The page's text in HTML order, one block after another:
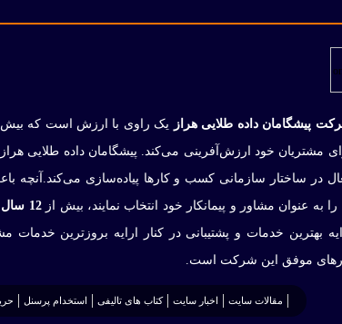
پیشگامان داده طلایی هراز
یک راوی با ارزش است که بیش
مشتریان خود ارزش‌آفرینی می‌کند. پیشگامان داده طلایی
در ساختار سازمانی کسب و کارها پیاده‌سازی می‌کند.آنچه
را به عنوان مشاور و پیمانکار خود انتخاب نمایند، بیش از 12 سال تجربه
بهترین خدمات و پشتیبانی در کنار ارایه بروزترین خدمات
موفق این شرکت است.
مقالات سایت اخبار سایت کتاب های تالیفی استخدام پرسنل